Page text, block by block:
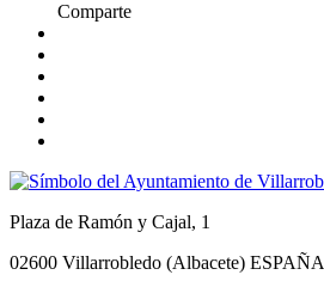
Comparte
Plaza de Ramón y Cajal, 1
02600 Villarrobledo (Albacete) ESPAÑA